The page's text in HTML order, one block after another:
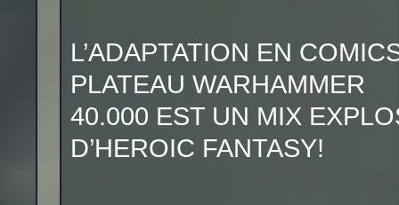
L’ADAPTATION EN
PLATEAU WARHAMMER
40.000 EST UN MIX
D’HEROIC FANTASY!